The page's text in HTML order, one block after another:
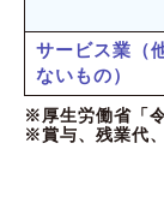
サービス業（
ないもの）
※厚生労働省「
※賞与、残業代